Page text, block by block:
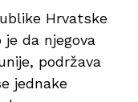
Hrvatske
je da njegova
podržava
jednake